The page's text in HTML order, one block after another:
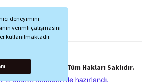
deneyimini
verimli çalışmasını
kullanılmaktadır.
Minar Mobilya® Tüm Hakları Saklıdır.
ideasoft e-